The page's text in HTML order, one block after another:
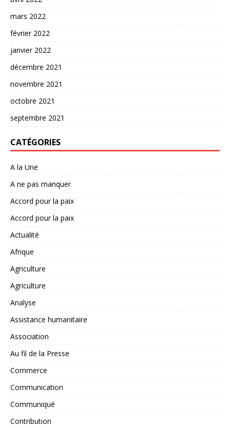
mars 2022
février 2022
janvier 2022
décembre 2021
novembre 2021
octobre 2021
septembre 2021
CATÉGORIES
A la Une
A ne pas manquer
Accord pour la paix
Accord pour la paix
Actualité
Afrique
Agriculture
Agriculture
Analyse
Assistance humanitaire
Association
Au fil de la Presse
Commerce
Communication
Communiqué
Contribution